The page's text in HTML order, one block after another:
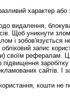
характер або
видалення,
Щоб уникнути
і зобов'язується
запис
своїм рефералам.
заробітку
сайтів.
кошти не